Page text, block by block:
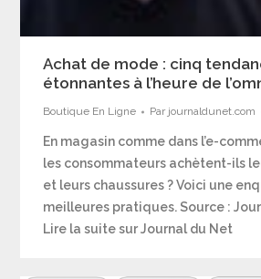
Achat de mode : cinq
étonnantes à l’heure de
Boutique En Ligne Par journaldunet.com
En magasin comme dans l’e-
les consommateurs achètent-ils
et leurs chaussures ? Voici une
meilleures pratiques. Source :
Lire la suite sur Journal du Net